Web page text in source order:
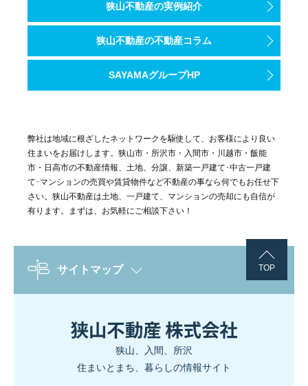
狭山不動産の実例紹介
狭山不動産の不動産コラム
SAYAMAグループHP
弊社は地域に根ざしたネットワークを駆使して、お客様により良い
住まいをお届けします。狭山市・所沢市・入間市・川越市・飯能
市・日高市の不動産情報、土地、分譲、新築一戸建て･中古一戸建
て･マンションの売買や賃貸物件など不動産の事なら何でもお任せ下
さい。狭山不動産は土地、一戸建て、マンションの売却にも自信が
有ります。まずは、お気軽にご相談下さい！
TOP
サイトマップ
狭山、入間、所沢
住まいとまち、暮らしの情報サイト